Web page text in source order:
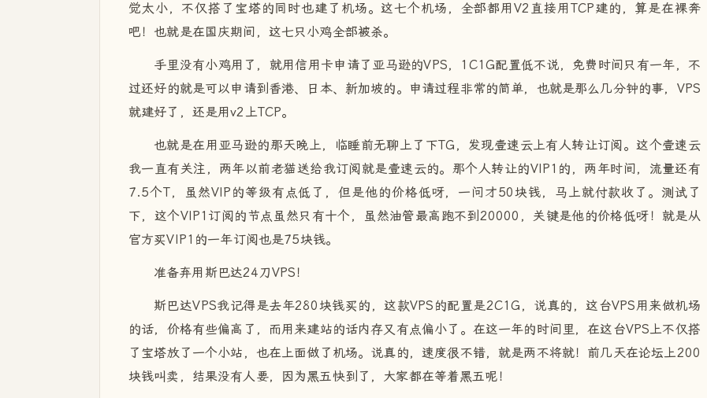
觉太小，不仅搭了宝塔的同时也建了机场。这七个机场，全部都用V2直接用TCP建的，算是在裸奔
吧！也就是在国庆期间，这七只小鸡全部被杀。
手里没有小鸡用了，就用信用卡申请了亚马逊的VPS，1C1G配置低不说，免费时间只有一年，不
过还好的就是可以申请到香港、日本、新加坡的。申请过程非常的简单，也就是那么几分钟的事，VPS
就建好了，还是用v2上TCP。
也就是在用亚马逊的那天晚上，临睡前无聊上了下TG，发现壹速云上有人转让订阅。这个壹速云
我一直有关注，两年以前老猫送给我订阅就是壹速云的。那个人转让的VIP1的，两年时间，流量还有
7.5个T，虽然VIP的等级有点低了，但是他的价格低呀，一问才50块钱，马上就付款收了。测试了
下，这个VIP1订阅的节点虽然只有十个，虽然油管最高跑不到20000，关键是他的价格低呀！就是从
官方买VIP1的一年订阅也是75块钱。
准备弃用斯巴达24刀VPS！
斯巴达VPS我记得是去年280块钱买的，这款VPS的配置是2C1G，说真的，这台VPS用来做机场
的话，价格有些偏高了，而用来建站的话内存又有点偏小了。在这一年的时间里，在这台VPS上不仅搭
了宝塔放了一个小站，也在上面做了机场。说真的，速度很不错，就是两不将就！前几天在论坛上200
块钱叫卖，结果没有人要，因为黑五快到了，大家都在等着黑五呢！